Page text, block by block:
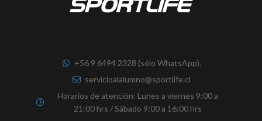
+56 9 6494 2328 (sólo WhatsApp).
servicioalalumno@sportlife.cl
Horarios de atención: Lunes a viernes 9:00 a
21:00 hrs / Sábado 9:00 a 16:00 hrs